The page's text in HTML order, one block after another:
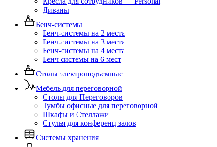
Диваны
Бенч-системы
Бенч-системы на 2 места
Бенч-системы на 3 места
Бенч-системы на 4 места
Бенч системы на 6 мест
Столы электроподъемные
Мебель для переговорной
Столы для Переговоров
Тумбы офисные для переговорной
Шкафы и Стеллажи
Стулья для конференц залов
Системы хранения